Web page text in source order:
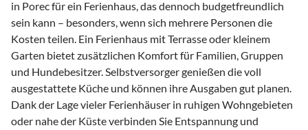
in Porec für ein Ferienhaus, das dennoch budgetfreundlich
sein kann – besonders, wenn sich mehrere Personen die
Kosten teilen. Ein Ferienhaus mit Terrasse oder kleinem
Garten bietet zusätzlichen Komfort für Familien, Gruppen
und Hundebesitzer. Selbstversorger genießen die voll
ausgestattete Küche und können ihre Ausgaben gut planen.
Dank der Lage vieler Ferienhäuser in ruhigen Wohngebieten
oder nahe der Küste verbinden Sie Entspannung und